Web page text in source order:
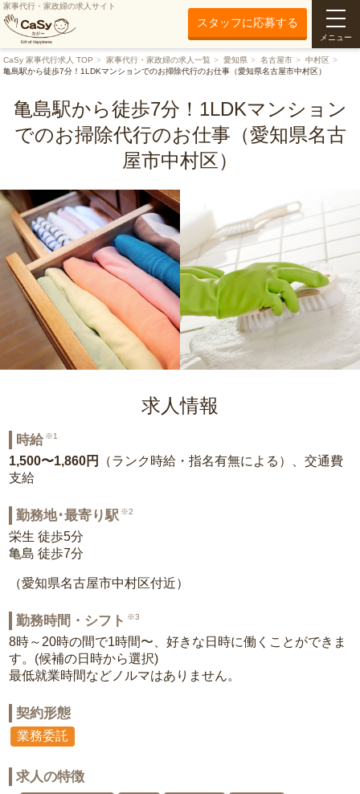
家事代行・家政婦の求人サイト
スタッフに応募する
メニュー
CaSy 家事代行求人 TOP 家事代行・家政婦の求人一覧 愛知県 名古屋市
中村区
亀島駅から徒歩7分！1LDKマンションでのお掃除代行のお仕事（愛知県名古屋市中村区）
亀島駅から徒歩7分！1LDKマンション
でのお掃除代行のお仕事（愛知県名古
屋市中村区）
求人情報
時給 ※1
1,500〜1,860円
（ランク時給・指名有無による）、交通費
支給
勤務地･最寄り駅 ※2
栄生 徒歩5分
亀島 徒歩7分
（愛知県名古屋市中村区付近）
勤務時間・シフト ※3
8時～20時の間で1時間〜、好きな日時に働くことができま
す。(候補の日時から選択)
最低就業時間などノルマはありません。
契約形態
業務委託
求人の特徴